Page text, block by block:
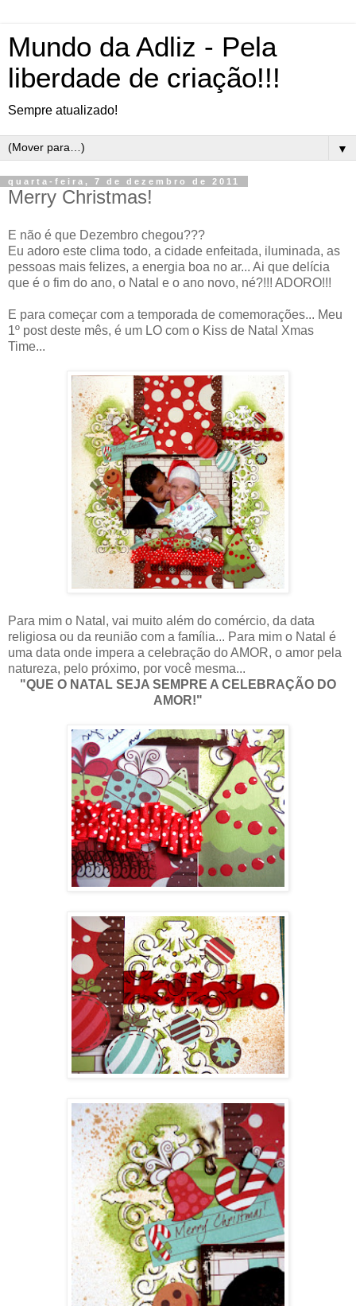
Mundo da Adliz - Pela
liberdade de criação!!!
Sempre atualizado!
▼
quarta-feira, 7 de dezembro de 2011
Merry Christmas!
E não é que Dezembro chegou???
Eu adoro este clima todo, a cidade enfeitada, iluminada, as
pessoas mais felizes, a energia boa no ar... Ai que delícia
que é o fim do ano, o Natal e o ano novo, né?!!! ADORO!!!
E para começar com a temporada de comemorações... Meu
1º post deste mês, é um LO com o Kiss de Natal Xmas
Time...
Para mim o Natal, vai muito além do comércio, da data
religiosa ou da reunião com a família... Para mim o Natal é
uma data onde impera a celebração do AMOR, o amor pela
natureza, pelo próximo, por você mesma...
"QUE O NATAL SEJA SEMPRE A CELEBRAÇÃO DO
AMOR!"